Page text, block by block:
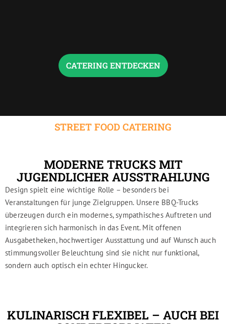
CATERING ENTDECKEN
STREET FOOD CATERING
MODERNE TRUCKS MIT
JUGENDLICHER AUSSTRAHLUNG
Design spielt eine wichtige Rolle – besonders bei
Veranstaltungen für junge Zielgruppen. Unsere BBQ-Trucks
überzeugen durch ein modernes, sympathisches Auftreten und
integrieren sich harmonisch in das Event. Mit offenen
Ausgabetheken, hochwertiger Ausstattung und auf Wunsch auch
stimmungsvoller Beleuchtung sind sie nicht nur funktional,
sondern auch optisch ein echter Hingucker.
KULINARISCH FLEXIBEL – AUCH BEI